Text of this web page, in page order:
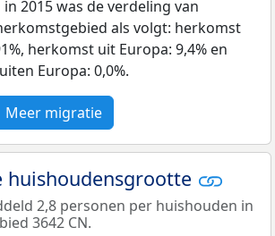
in 2015 was de verdeling van
als volgt: herkomst
herkomst uit Europa: 9,4% en
Europa: 0,0%.
Meer migratie
huishoudensgrootte
2,8 personen per huishouden in
3642 CN.